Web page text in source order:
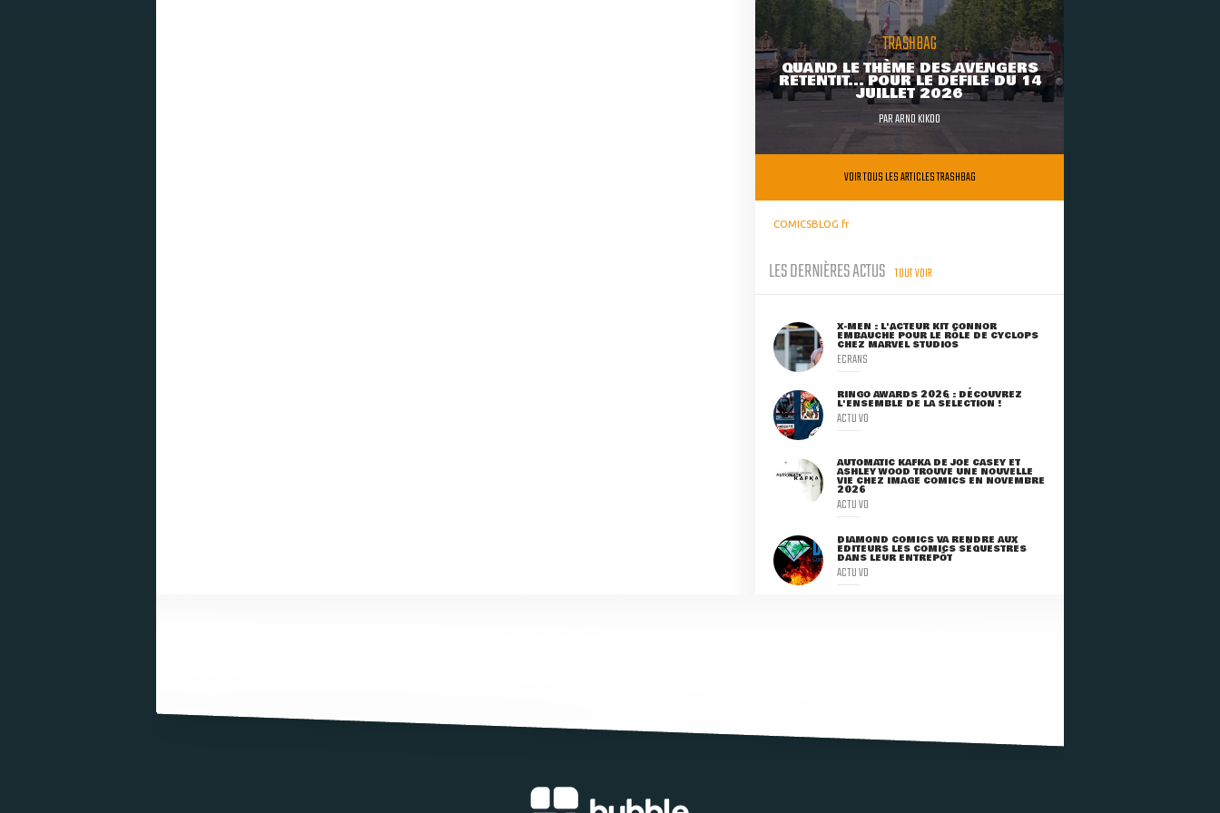
TRASHBAG
QUAND LE THÈME DES AVENGERS
RETENTIT... POUR LE DÉFILÉ DU 14
JUILLET 2026
PARARNO KIKOO
VOIR TOUS LES ARTICLES TRASHBAG
COMICSBLOG.fr
LES DERNIÈRES ACTUS TOUT VOIR
X-MEN : L'ACTEUR KIT CONNOR
EMBAUCHÉ POUR LE RÔLE DE CYCLOPS
CHEZ MARVEL STUDIOS
ECRANS
RINGO AWARDS 2026 : DÉCOUVREZ
L'ENSEMBLE DE LA SÉLECTION !
ACTU VO
AUTOMATIC KAFKA DE JOE CASEY ET
ASHLEY WOOD TROUVE UNE NOUVELLE
VIE CHEZ IMAGE COMICS EN NOVEMBRE
2026
ACTU VO
DIAMOND COMICS VA RENDRE AUX
ÉDITEURS LES COMICS SÉQUESTRÉS
DANS LEUR ENTREPÔT
ACTU VO